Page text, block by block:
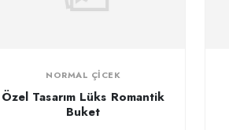
NORMAL ÇICEK
Özel Tasarım Lüks Romantik
Buket